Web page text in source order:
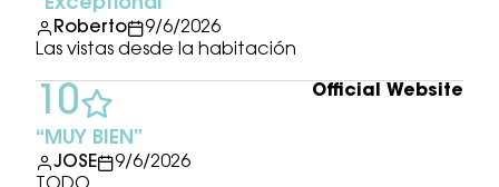
Exceptional
Roberto
9/6/2026
Las vistas desde la habitación
MUY BIEN
JOSE
9/6/2026
10 Official Website